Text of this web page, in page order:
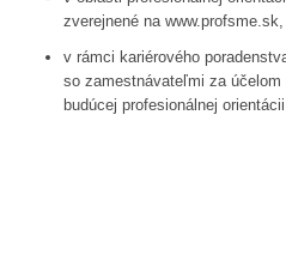
zverejnené na www.profsme.sk,
v rámci kariérového
so zamestnávateľmi za
budúcej profesionálnej